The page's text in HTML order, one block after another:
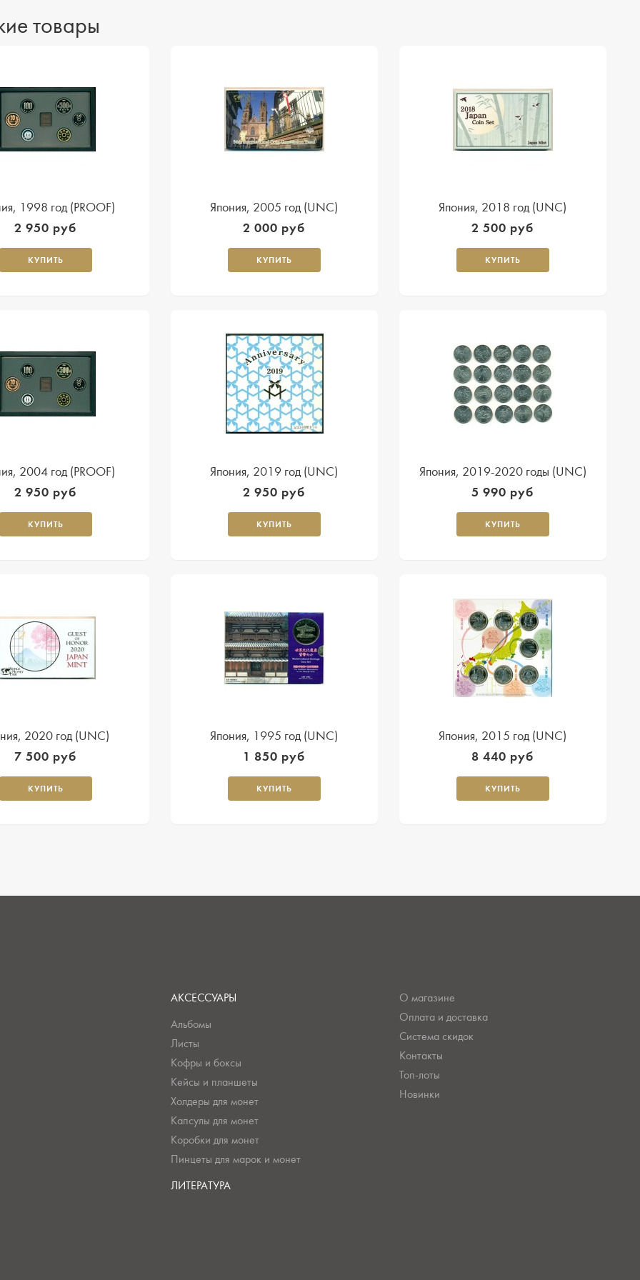
товары
1998 год (PROOF)
2 950 руб
КУПИТЬ
Япония, 2005 год (UNC)
2 000 руб
КУПИТЬ
Япония, 2018 год (UNC)
2 500 руб
КУПИТЬ
2004 год (PROOF)
2 950 руб
КУПИТЬ
Япония, 2019 год (UNC)
2 950 руб
КУПИТЬ
Япония, 2019-2020 годы (UNC)
5 990 руб
КУПИТЬ
2020 год (UNC)
7 500 руб
КУПИТЬ
Япония, 1995 год (UNC)
1 850 руб
КУПИТЬ
Япония, 2015 год (UNC)
8 440 руб
КУПИТЬ
АКСЕССУАРЫ
Альбомы
Листы
Кофры и боксы
Кейсы и планшеты
Холдеры для монет
Капсулы для монет
Коробки для монет
Пинцеты для марок и монет
ЛИТЕРАТУРА
О магазине
Оплата и доставка
Система скидок
Контакты
Топ-лоты
Новинки